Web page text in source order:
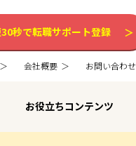
秒で転職サポート登録
会社概要 お問い合わせ
お役立ちコンテンツ